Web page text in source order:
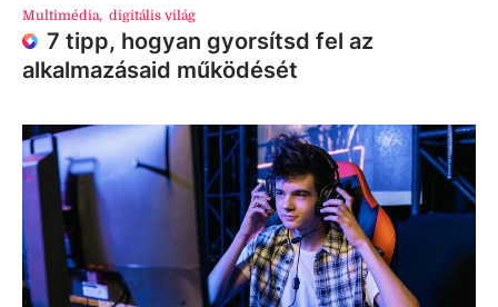
Multimédia, digitális világ
7 tipp, hogyan gyorsítsd fel az
alkalmazásaid működését